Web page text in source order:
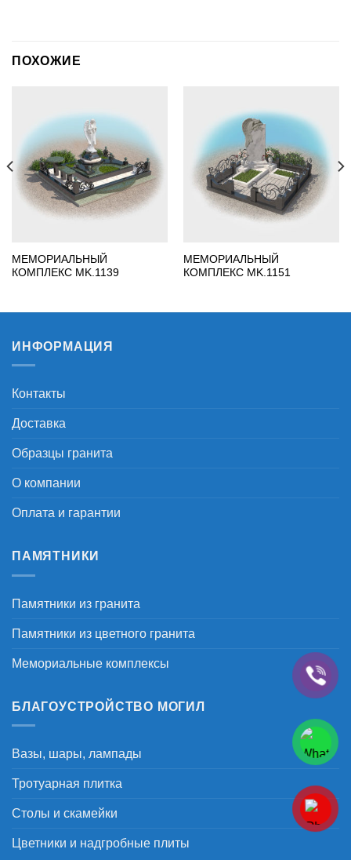
ПОХОЖИЕ
МЕМОРИАЛЬНЫЙ
КОМПЛЕКС MK.1139
МЕМОРИАЛЬНЫЙ
КОМПЛЕКС MK.1151
ИНФОРМАЦИЯ
Контакты
Доставка
Образцы гранита
О компании
Оплата и гарантии
ПАМЯТНИКИ
Памятники из гранита
Памятники из цветного гранита
Мемориальные комплексы
БЛАГОУСТРОЙСТВО МОГИЛ
Вазы, шары, лампады
Тротуарная плитка
Столы и скамейки
Цветники и надгробные плиты